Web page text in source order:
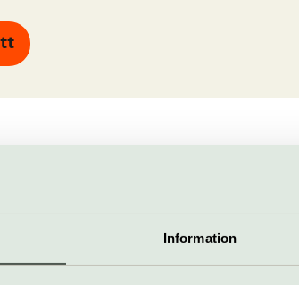
Information
Brazilian